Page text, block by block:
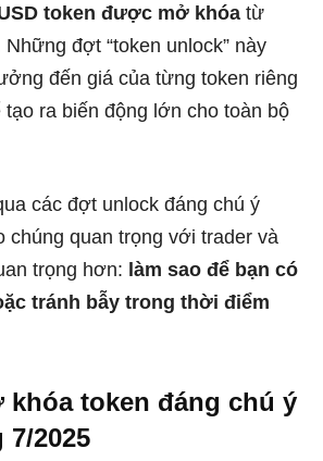
token được mở khóa từ
đợt “token unlock” này
đến giá của từng token riêng
tạo ra biến động lớn cho toàn bộ
các đợt unlock đáng chú ý
chúng quan trọng với trader và
trọng hơn: làm sao để bạn có
tránh bẫy trong thời điểm
khóa token đáng chú ý
2025